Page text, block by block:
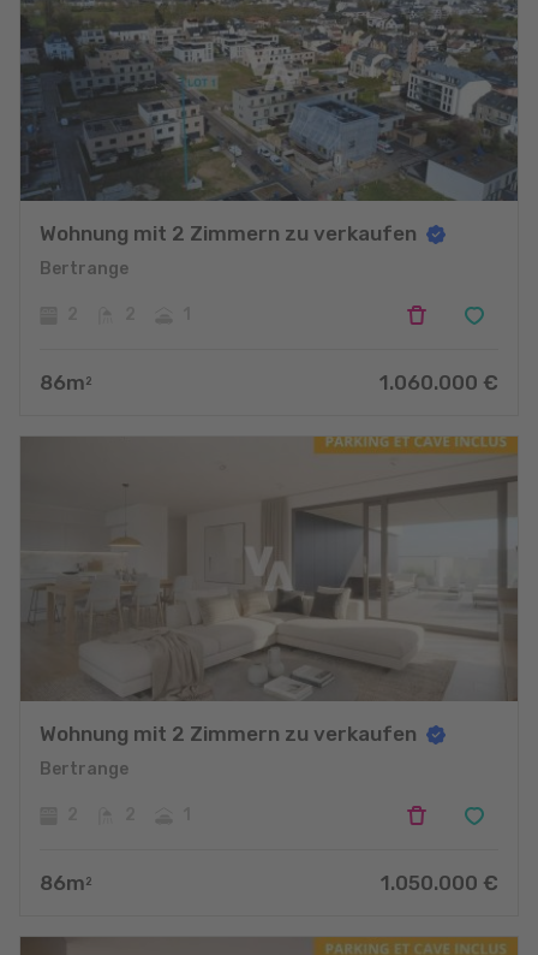
Wohnung mit 2 Zimmern zu verkaufen
Bertrange
86m 2 1.060.000 €
Wohnung mit 2 Zimmern zu verkaufen
Bertrange
86m 2 1.050.000 €